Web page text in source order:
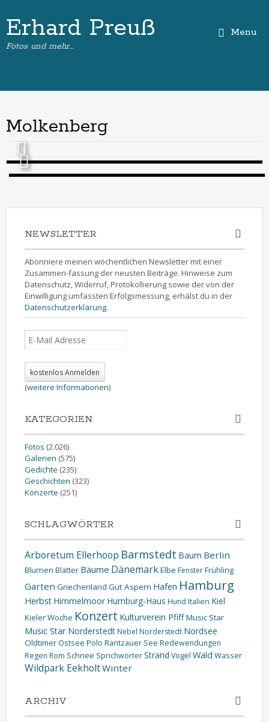
Erhard Preuß
Fotos und mehr…
Menu
Molkenberg
NEWSLETTER
Abonniere meinen wöchentlichen Newsletter mit einer
Zusammen-fassung der neusten Beiträge. Hinweise zum
Datenschutz, Widerruf, Protokollierung sowie der von der
Einwilligung umfassten Erfolgsmessung, erhälst du in der
Datenschutzerklärung.
(weitere Informationen)
KATEGORIEN
Fotos (2.026)
Galerien (575)
Gedichte (235)
Geschichten (323)
Konzerte (251)
SCHLAGWÖRTER
Arboretum Ellerhoop Barmstedt Baum Berlin
Blumen Blätter Bäume DänemarkElbe FensterFrühling
Garten Griechenland Gut Aspern Hafen Hamburg
Herbst Himmelmoor Humburg-Haus Hund Italien Kiel
Kieler Woche Konzert Kulturverein PfiffMusic Star
Music Star Norderstedt Nebel Norderstedt Nordsee
OldtimerOstsee Polo Rantzauer See Redewendungen
Regen Rom Schnee SprichwörterStrand Vogel Wald Wasser
Wildpark EekholtWinter
ARCHIV